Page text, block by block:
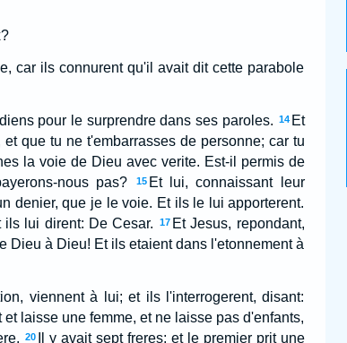
car ils connurent qu'il avait dit cette parabole
pour le surprendre dans ses paroles. 14 Et
que tu ne t'embarrasses de personne; car tu
la voie de Dieu avec verite. Est-il permis de
nous pas?
15 Et lui, connaissant leur
denier, que je le voie. Et ils le lui apporterent.
lui dirent: De Cesar. 17 Et Jesus, repondant,
Dieu à Dieu! Et ils etaient dans l'etonnement à
viennent à lui; et ils l'interrogerent, disant:
laisse une femme, et ne laisse pas d'enfants,
20
Il y avait sept freres; et le premier prit une